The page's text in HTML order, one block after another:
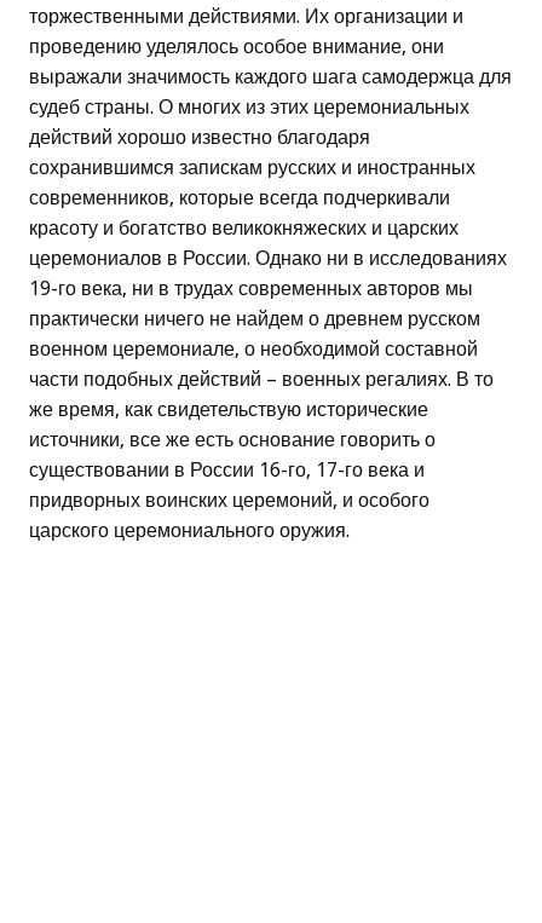
торжественными действиями. Их организации и
проведению уделялось особое внимание, они
выражали значимость каждого шага самодержца для
судеб страны. О многих из этих церемониальных
действий хорошо известно благодаря
сохранившимся запискам русских и иностранных
современников, которые всегда подчеркивали
красоту и богатство великокняжеских и царских
церемониалов в России. Однако ни в исследованиях
19-го века, ни в трудах современных авторов мы
практически ничего не найдем о древнем русском
военном церемониале, о необходимой составной
части подобных действий – военных регалиях. В то
же время, как свидетельствую исторические
источники, все же есть основание говорить о
существовании в России 16-го, 17-го века и
придворных воинских церемоний, и особого
царского церемониального оружия.